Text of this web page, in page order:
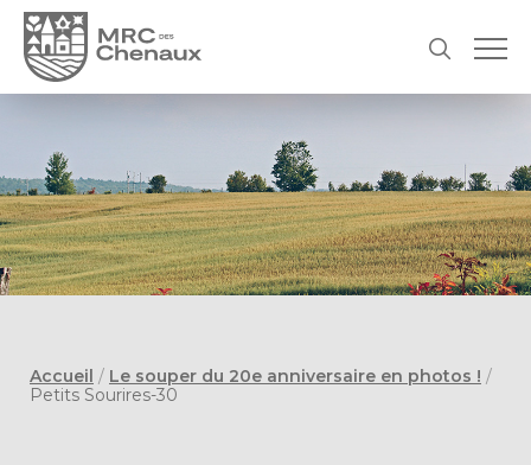
Accueil / Le souper du 20e anniversaire en photos ! /
Petits Sourires-30